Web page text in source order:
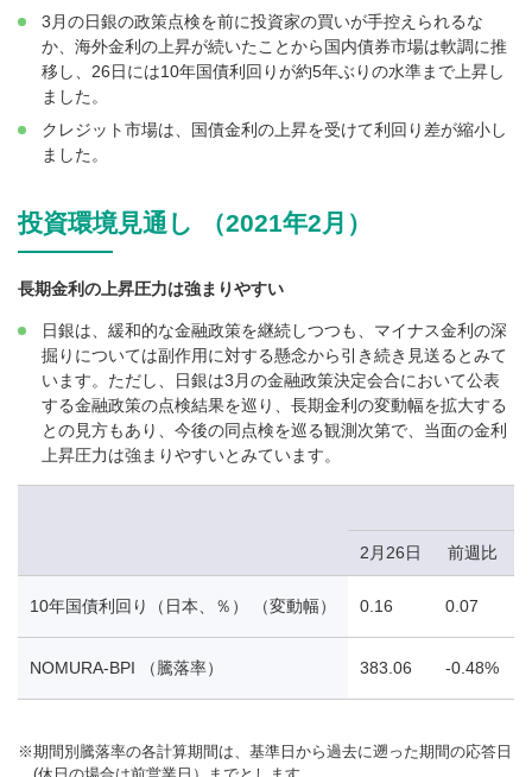
3月の日銀の政策点検を前に投資家の買いが手控えられるな
か、海外金利の上昇が続いたことから国内債券市場は軟調に推
移し、26日には10年国債利回りが約5年ぶりの水準まで上昇し
ました。
クレジット市場は、国債金利の上昇を受けて利回り差が縮小し
ました。
投資環境見通し （2021年2月）
長期金利の上昇圧力は強まりやすい
日銀は、緩和的な金融政策を継続しつつも、マイナス金利の深
掘りについては副作用に対する懸念から引き続き見送るとみて
います。ただし、日銀は3月の金融政策決定会合において公表
する金融政策の点検結果を巡り、長期金利の変動幅を拡大する
との見方もあり、今後の同点検を巡る観測次第で、当面の金利
上昇圧力は強まりやすいとみています。
2月26日 前週比
10年国債利回り（日本、％） （変動幅） 0.16 0.07
NOMURA-BPI （騰落率） 383.06 -0.48%
※期間別騰落率の各計算期間は、基準日から過去に遡った期間の応答日